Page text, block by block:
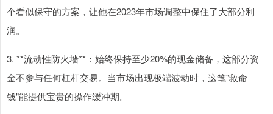
个看似保守的方案，让他在2023年市场调整中保住了大部分利
润。
3. **流动性防火墙**：始终保持至少20%的现金储备，这部分资
金不参与任何杠杆交易。当市场出现极端波动时，这笔"救命
钱"能提供宝贵的操作缓冲期。